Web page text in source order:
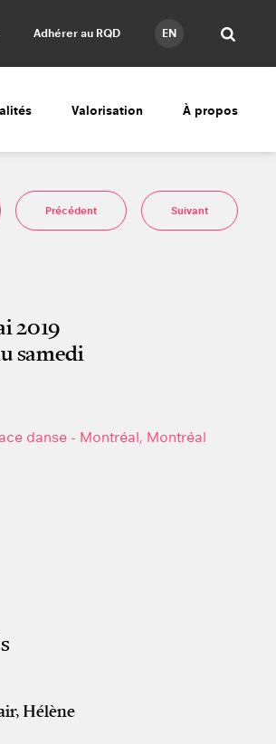
EN
Adhérer au RQD
Valorisation À propos
Précédent Suivant
2019
samedi
danse - Montréal, Montréal
Hélène